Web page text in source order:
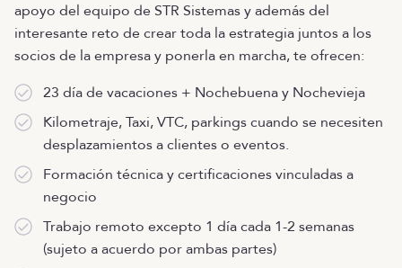
apoyo del equipo de STR Sistemas y además del
interesante reto de crear toda la estrategia juntos a los
socios de la empresa y ponerla en marcha, te ofrecen:
23 día de vacaciones + Nochebuena y Nochevieja
Kilometraje, Taxi, VTC, parkings cuando se necesiten
desplazamientos a clientes o eventos.
Formación técnica y certificaciones vinculadas a
negocio
Trabajo remoto excepto 1 día cada 1-2 semanas
(sujeto a acuerdo por ambas partes)